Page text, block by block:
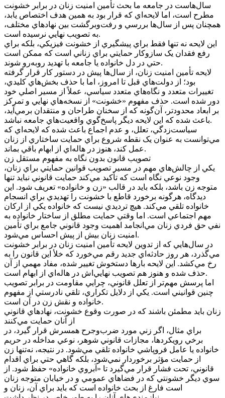
سال‌هاست در جامعه ما بحث تأمين امنيت زنان در برابر خشونت
مطرح است، اما لايحه‌اي که قرار بود به همين هدف اختصاص يابد،
همچنان پس از سال‌ها بررسي و رفت‌وبرگشت بين نهادهاي مختلف،
به تصويب نهايي نرسيده است.
اين لايحه نه تنها فقط براي پيشگيري از خشونت فيزيکي، بلکه براي
رفع فقدان يک سازوکار حمايتي براي زناني است که ممکن است
حتي در دل خانواده يا جامعه با تهديد روبه‌رو شوند.
لايحه تأمين امنيت زنان، از سال‌ها پيش در دستور کار قرار گرفته
بود؛ از دولت‌هاي قبل تا امروز، اما با حذف بخش‌هاي کليدي،
تغييرات متعدد و نگاه‌هاي متعدد سياسي، عملاً از مسير اصلي خود
دور شده است. حذف مفهوم «خشونت» از نسخه‌هاي نهايي و تمرکز
بر ابعاد محدودتر، آن‌گونه که از سخنان طراحان و منتقدان برمي‌آيد،
باعث شده که اين لايحه ديگر پاسخ‌گوي واقعيت‌هاي جامعه نباشد.
سياست‌زدگي، تعلل، و عدم اجماع باعث شده که لايحه‌اي که
مي‌توانست به عنوان يک نقطه شروع براي حمايت ساختاري از زنان
عمل کند، هنوز در هاله‌اي از ابهام باقي بماند.
تصويب قانون بدون نگاه به مفهوم مستقل زن
يکي از چالش‌هاي مهم در مسير تصويب قوانين حمايتي براي زنان،
وجود نوعي نگاه است که تأکيد مي‌کند حمايت قانوني نبايد تنها
متوجه زن باشد، بلکه بايد در قالب «زن و خانواده» تعريف شود. اين
ديدگاه، هرگونه برخورد قاطع با خشونت را تهديدي براي انسجام
خانواده تلقي مي‌کند. هيچ ترديدي نيست که خانواده يکي از ارکان
مهم اجتماعي است. اما وقتي حمايت مطلق از ساختار خانواده به
نفي حق فردي زنان مي‌انجامد اهميت وجود قانوني جامع براي تأمين
امنيت زنان بيش از پيش احساس مي‌شود.
در سال‌هايي که از تدوين لايحه تأمين امنيت زنان در برابر خشونت
مي‌گذرد، هر روز حادثه‌اي جديد رقم مي‌خورد که خلأ اين قانون را به
رخ مي‌کشد. اين لايحه بارها دستخوش تغيير شده، مفاد مهمي از آن
حذف شده و هنوز هم تصويب نهايي‌اش در هاله‌اي از ابهام است.
اما پرسش مهم‌تر از تعلل قانوني، چرايي مقاومت در برابر تصويب
چنين قوانيني است. يکي از دلايل تکراري، تلقي نادرستي از مفهوم
خانواده و نقش زن در آن است.
زنان بايد مطمئن باشند که در صورت وقوع خشونت، نهادهاي قانوني
از آنان حمايت مي‌کنند
براي مثال، اگر زني مورد ضرب‌وجرح همسرش قرار گيرد، در
برخي رويکردها، مجازات قانوني شوهر، نوعي مداخله در حريم
خانواده يا عامل فروپاشي خانواده تلقي مي‌شود. در نتيجه، نه‌تنها زن
از حمايت مؤثر برخوردار نمي‌شود، بلکه گاهي حتي براي اقدام
قانوني، تحت فشار قرار مي‌گيرد تا «آبروي خانواده» حفظ شود. از
سوي ديگر خشونتي که در فضاهاي عمومي و در خيابان متوجه زنان
است فارغ از بحث خانواده است که بايد براي آن، زنان و